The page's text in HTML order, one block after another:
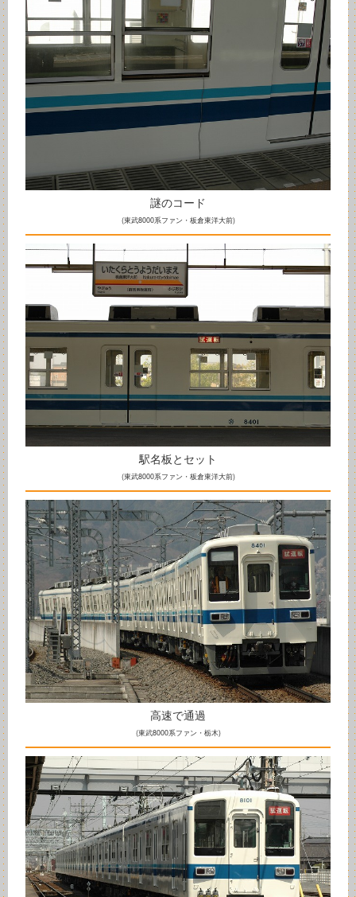
謎のコード
(東武8000系ファン・板倉東洋大前)
駅名板とセット
(東武8000系ファン・板倉東洋大前)
高速で通過
(東武8000系ファン・栃木)